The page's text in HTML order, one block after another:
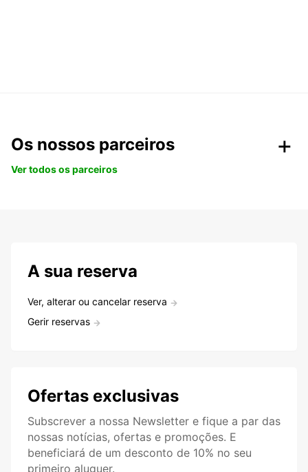
Os nossos parceiros
Ver todos os parceiros
A sua reserva
Ver, alterar ou cancelar reserva
Gerir reservas
Ofertas exclusivas
Subscrever a nossa Newsletter e fique a par das
nossas notícias, ofertas e promoções. E
beneficiará de um desconto de 10% no seu
primeiro aluguer.